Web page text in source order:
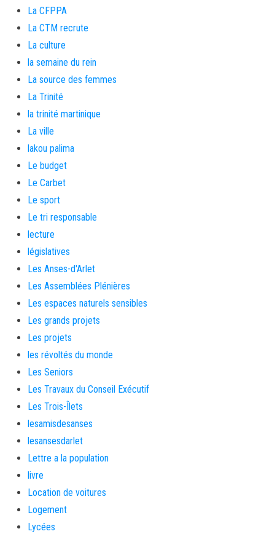
La CFPPA
La CTM recrute
La culture
la semaine du rein
La source des femmes
La Trinité
la trinité martinique
La ville
lakou palima
Le budget
Le Carbet
Le sport
Le tri responsable
lecture
législatives
Les Anses-d'Arlet
Les Assemblées Plénières
Les espaces naturels sensibles
Les grands projets
Les projets
les révoltés du monde
Les Seniors
Les Travaux du Conseil Exécutif
Les Trois-Îlets
lesamisdesanses
lesansesdarlet
Lettre a la population
livre
Location de voitures
Logement
Lycées